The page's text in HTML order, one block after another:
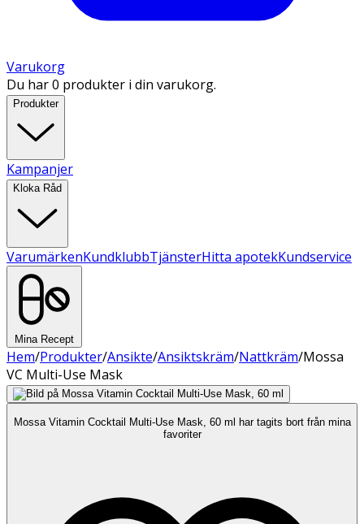
Varukorg
Du har 0 produkter i din varukorg.
Produkter
Kampanjer
Kloka Råd
VarumärkenKundklubbTjänsterHitta apotekKundservice
Mina Recept
Hem/Produkter/Ansikte/Ansiktskräm/Nattkräm/Mossa
VC Multi-Use Mask
Mossa Vitamin Cocktail Multi-Use Mask, 60 ml har tagits bort från mina
favoriter